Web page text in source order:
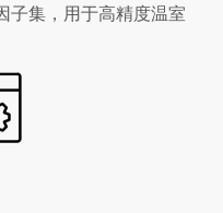
子集，用于高精度温室